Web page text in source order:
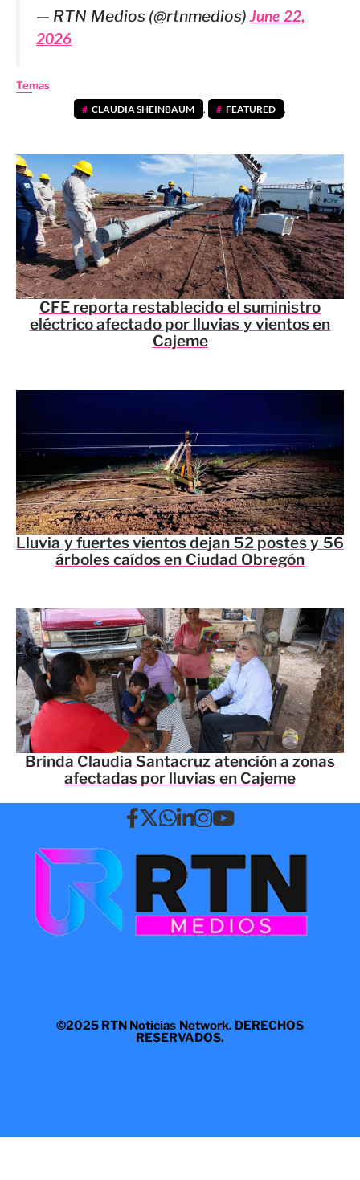
— RTN Medios (@rtnmedios)June 22,
2026
Temas
CLAUDIA SHEINBAUM , FEATURED ,
CFE reporta restablecido el suministro
eléctrico afectado por lluvias y vientos en
Cajeme
Lluvia y fuertes vientos dejan 52 postes y 56
árboles caídos en Ciudad Obregón
Brinda Claudia Santacruz atención a zonas
afectadas por lluvias en Cajeme
©2025 RTN Noticias Network. DERECHOS
RESERVADOS.